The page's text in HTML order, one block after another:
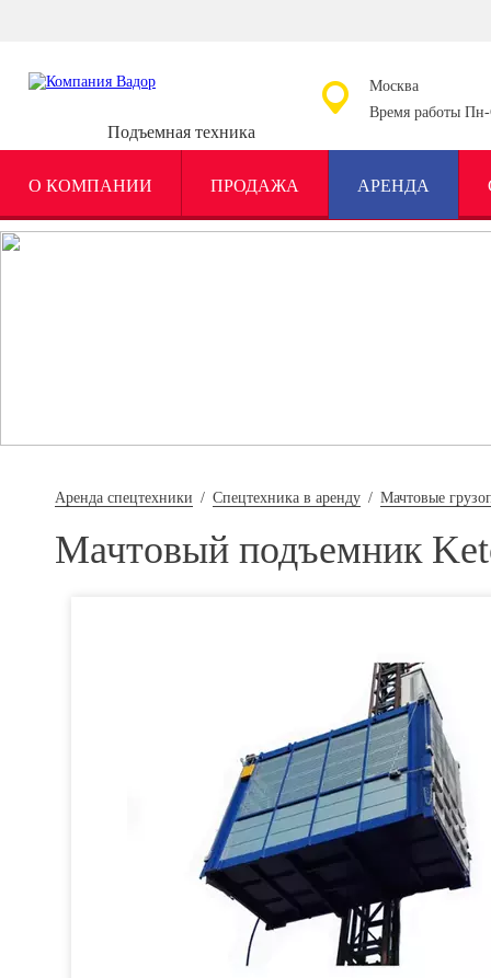
Подъемная техника
Москва
Время работы
О КОМПАНИИ ПРОДАЖА АРЕНДА
Аренда спецтехники / Спецтехника в аренду / Мачтовые
Мачтовый подъемник